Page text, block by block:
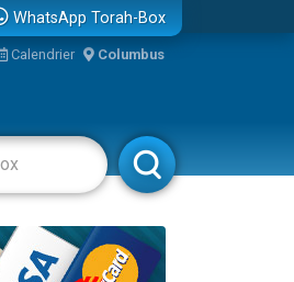
WhatsApp Torah-Box
Calendrier Columbus
Rabbanim